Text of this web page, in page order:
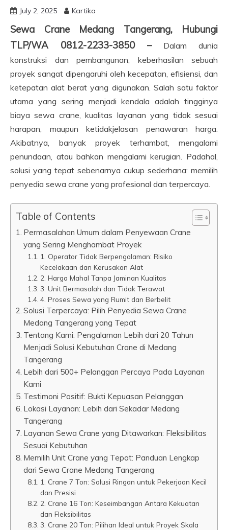
July 2, 2025 Kartika
Sewa Crane Medang Tangerang, Hubungi
TLP/WA 0812-2233-3850 –
Dalam dunia
konstruksi dan pembangunan, keberhasilan sebuah
proyek sangat dipengaruhi oleh kecepatan, efisiensi, dan
ketepatan alat berat yang digunakan. Salah satu faktor
utama yang sering menjadi kendala adalah tingginya
biaya sewa crane, kualitas layanan yang tidak sesuai
harapan, maupun ketidakjelasan penawaran harga.
Akibatnya, banyak proyek terhambat, mengalami
penundaan, atau bahkan mengalami kerugian. Padahal,
solusi yang tepat sebenarnya cukup sederhana: memilih
penyedia sewa crane yang profesional dan terpercaya.
Table of Contents
Permasalahan Umum dalam Penyewaan Crane
yang Sering Menghambat Proyek
1. Operator Tidak Berpengalaman: Risiko
Kecelakaan dan Kerusakan Alat
2. Harga Mahal Tanpa Jaminan Kualitas
3. Unit Bermasalah dan Tidak Terawat
4. Proses Sewa yang Rumit dan Berbelit
Solusi Terpercaya: Pilih Penyedia Sewa Crane
Medang Tangerang yang Tepat
Tentang Kami: Pengalaman Lebih dari 20 Tahun
Menjadi Solusi Kebutuhan Crane di Medang
Tangerang
Lebih dari 500+ Pelanggan Percaya Pada Layanan
Kami
Testimoni Positif: Bukti Kepuasan Pelanggan
Lokasi Layanan: Lebih dari Sekadar Medang
Tangerang
Layanan Sewa Crane yang Ditawarkan: Fleksibilitas
Sesuai Kebutuhan
Memilih Unit Crane yang Tepat: Panduan Lengkap
dari Sewa Crane Medang Tangerang
1. Crane 7 Ton: Solusi Ringan untuk Pekerjaan Kecil
dan Presisi
2. Crane 16 Ton: Keseimbangan Antara Kekuatan
dan Fleksibilitas
3. Crane 20 Ton: Pilihan Ideal untuk Proyek Skala